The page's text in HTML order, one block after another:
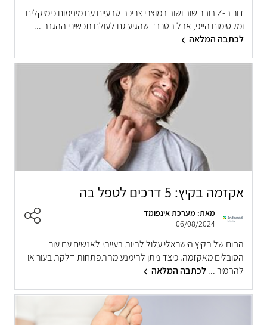
דור ה-Z בוחר שוב ושוב במוצרי צריכה טבעיים עם מינימום כימיקלים
ומקסימום הייפ, אבל הטרנד שהגיע גם לעולם תכשירי ההגנה ...
לכתבה המלאה
אקזמה בקיץ: 5 דרכים לטפל בה
מאת: מערכת אינפומד
06/08/2024
החום של הקיץ הישראלי עלול להיות בעייתי לאנשים עם עור
הסובלים מאקזמה. כיצד ניתן להימנע מהתפתחות דלקת בעור או
להחמיר ...לכתבה המלאה